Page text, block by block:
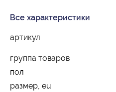
Все характеристики
артикул
группа товаров
пол
размер, eu